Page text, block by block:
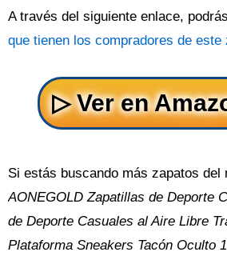
A través del siguiente enlace,
que tienen los compradores de este
Si estás buscando más zapatos del
AONEGOLD Zapatillas de Deporte
de Deporte Casuales al Aire Libre
Plataforma Sneakers Tacón Oculto